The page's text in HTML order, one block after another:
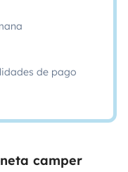
de pago
camper